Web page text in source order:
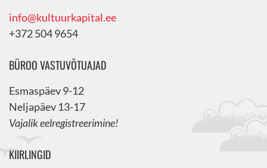
info@kultuurkapital.ee
+372 504 9654
BÜROO VASTUVÕTUAJAD
Esmaspäev 9-12
Neljapäev 13-17
Vajalik eelregistreerimine!
KIIRLINGID